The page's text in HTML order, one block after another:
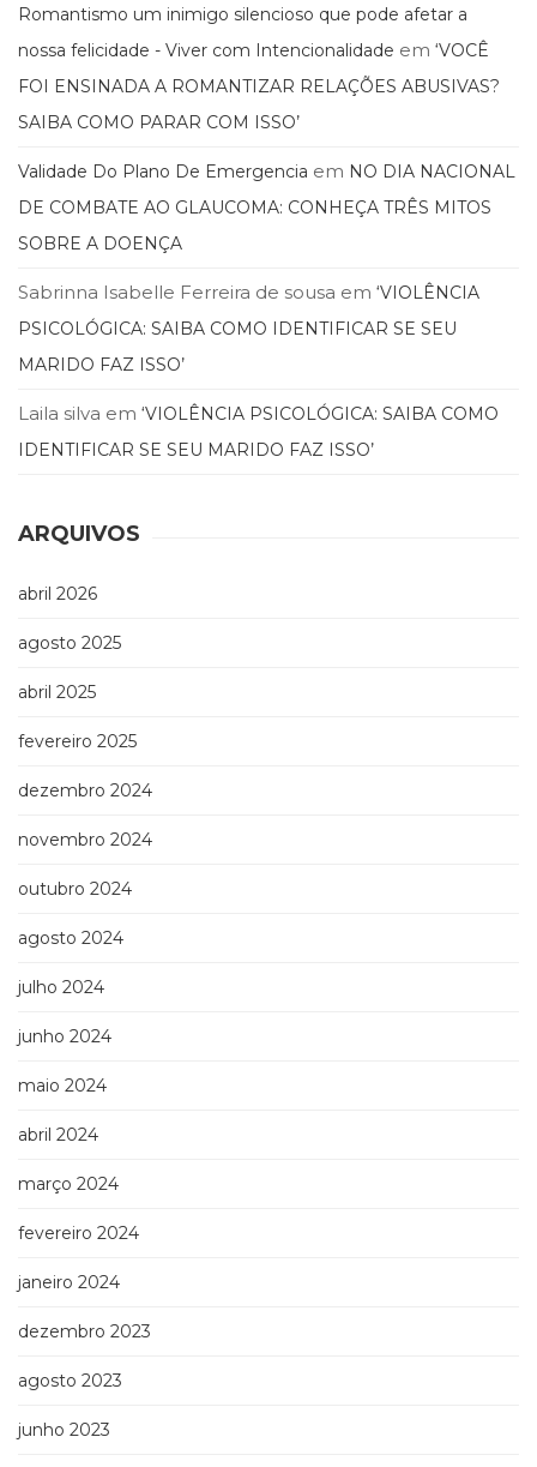
Romantismo um inimigo silencioso que pode afetar a
nossa felicidade - Viver com Intencionalidade em ‘VOCÊ
FOI ENSINADA A ROMANTIZAR RELAÇÕES ABUSIVAS?
SAIBA COMO PARAR COM ISSO’
Validade Do Plano De Emergencia em NO DIA NACIONAL
DE COMBATE AO GLAUCOMA: CONHEÇA TRÊS MITOS
SOBRE A DOENÇA
Sabrinna Isabelle Ferreira de sousa em ‘VIOLÊNCIA
PSICOLÓGICA: SAIBA COMO IDENTIFICAR SE SEU
MARIDO FAZ ISSO’
Laila silva em ‘VIOLÊNCIA PSICOLÓGICA: SAIBA COMO
IDENTIFICAR SE SEU MARIDO FAZ ISSO’
ARQUIVOS
abril 2026
agosto 2025
abril 2025
fevereiro 2025
dezembro 2024
novembro 2024
outubro 2024
agosto 2024
julho 2024
junho 2024
maio 2024
abril 2024
março 2024
fevereiro 2024
janeiro 2024
dezembro 2023
agosto 2023
junho 2023